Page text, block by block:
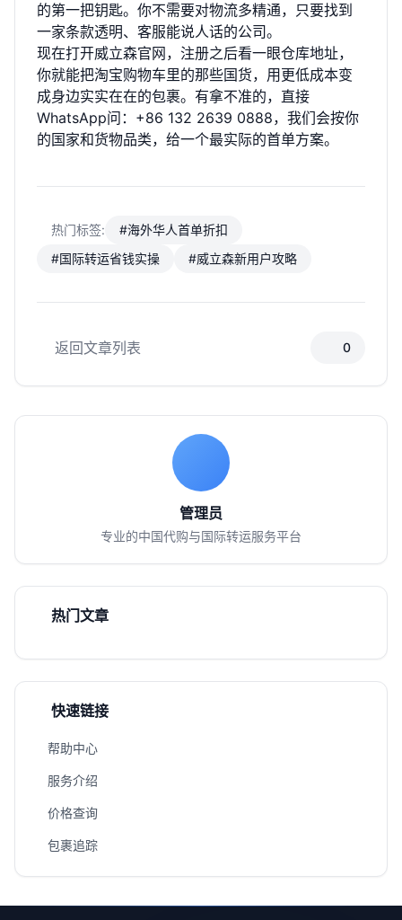
的第一把钥匙。你不需要对物流多精通，只要找到
一家条款透明、客服能说人话的公司。
现在打开威立森官网 ，注册之后看一眼仓库地址，
你就能把淘宝购物车里的那些国货，用更低成本变
成身边实实在在的包裹。有拿不准的，直接
WhatsApp问：+86 132 2639 0888，我们会按你
的国家和货物品类，给一个最实际的首单方案。
热门标签:
#海外华人首单折扣
#国际转运省钱实操
#威立森新用户攻略
返回文章列表 0
管理员
专业的中国代购与国际转运服务平台
热门文章
快速链接
帮助中心
服务介绍
价格查询
包裹追踪